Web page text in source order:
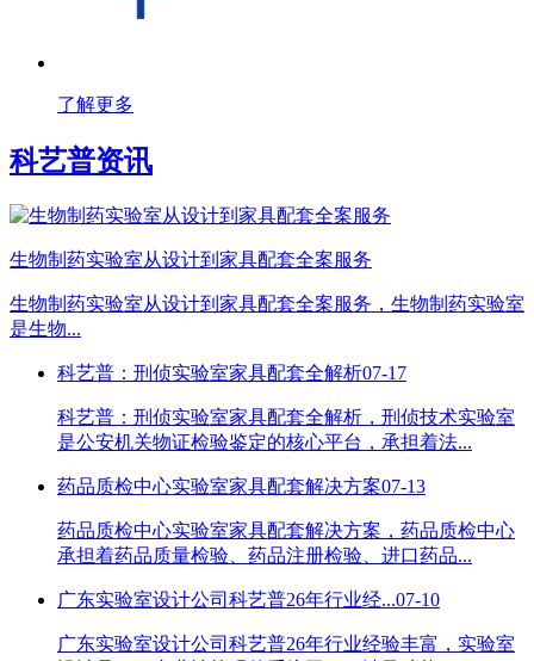
了解更多
科艺普资讯
生物制药实验室从设计到家具配套全案服务
生物制药实验室从设计到家具配套全案服务，生物制药实验室
是生物...
科艺普：刑侦实验室家具配套全解析07-17
科艺普：刑侦实验室家具配套全解析，刑侦技术实验室
是公安机关物证检验鉴定的核心平台，承担着法...
药品质检中心实验室家具配套解决方案07-13
药品质检中心实验室家具配套解决方案，药品质检中心
承担着药品质量检验、药品注册检验、进口药品...
广东实验室设计公司科艺普26年行业经...07-10
广东实验室设计公司科艺普26年行业经验丰富，实验室